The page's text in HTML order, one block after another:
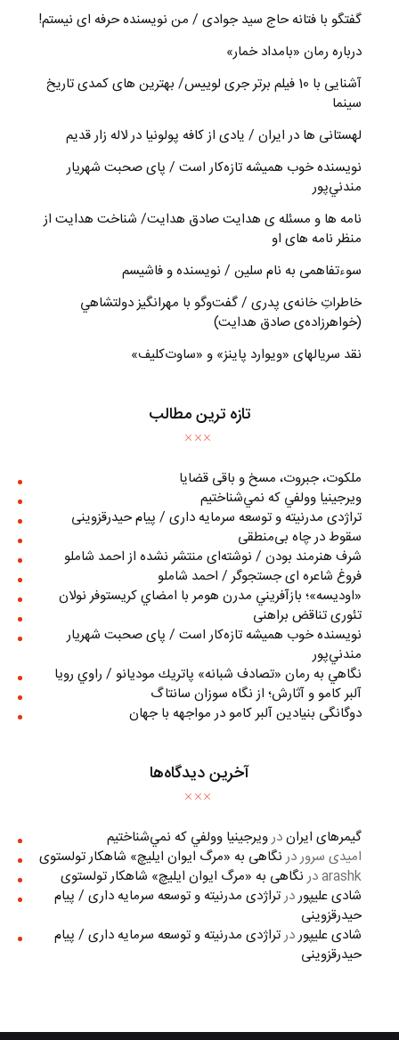
گفتگو با فتانه حاج سید جوادی / من نویسنده حرفه ای نیستم!
درباره رمان «بامداد خمار»
آشنایی با 10 فیلم برتر جری لوییس/ بهترین های کمدی تاریخ
سینما
لهستانی ها در ایران / یادی از کافه پولونیا در لاله زار قدیم
نويسنده خوب هميشه تازه‌كار است / پای صحبت شهريار
مندني‌پور
نامه ها و مسئله ی هدایت صادق هدایت/ شناخت هدایت از
منظر نامه های او
سوءتفاهمی به نام سلین / نویسنده و فاشیسم
خاطراتِ خانه‌ی پدری / گفت‌وگو با مهرانگيز دولتشاهي
(خواهرزاده‌ی صادق هدايت)
نقد سریالهای «ویوارد پاینز» و «ساوت‌کلیف»
تازه ترین مطالب
ملکوت، جبروت، مسخ و باقی قضایا
ويرجينيا وولفي كه نمي‌شناختيم
تراژدی مدرنیته و توسعه سرمایه داری / پیام حیدرقزوینی
سقوط در چاه بی‌منطقی
شرف هنرمند بودن / نوشته‌ای منتشر نشده از احمد شاملو
فروغ شاعره ای جستجوگر / احمد شاملو
«اوديسه»؛ بازآفريني مدرن هومر با امضاي كريستوفر نولان
تئوری تناقض براهنی
نويسنده خوب هميشه تازه‌كار است / پای صحبت شهريار
مندني‌پور
نگاهي به رمان «تصادف شبانه» پاتريك موديانو / راوي رويا
آلبر کامو و آثارش؛ از نگاه سوزان سانتاگ
دوگانگی بنیادین آلبر کامو در مواجهه با جهان
آخرین دیدگاه‌ها
گیمرهای ایراندرويرجينيا وولفي كه نمي‌شناختيم
امیدی سروردر نگاهی به «مرگ ايوان ايليچ» شاهکار تولستوی
arashkدر نگاهی به «مرگ ايوان ايليچ» شاهکار تولستوی
شادی علیپوردرتراژدی مدرنیته و توسعه سرمایه داری / پیام
حیدرقزوینی
شادی علیپوردرتراژدی مدرنیته و توسعه سرمایه داری / پیام
حیدرقزوینی